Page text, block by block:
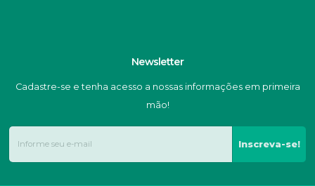
Newsletter
Cadastre-se e tenha acesso a nossas informações em primeira
mão!
Inscreva-se!